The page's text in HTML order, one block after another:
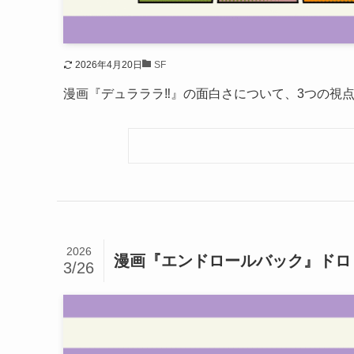
2026年4月20日 SF
漫画『デュラララ‼』の面白さについて、3つの視
漫画『エンドロールバック』ド
2026
3/26